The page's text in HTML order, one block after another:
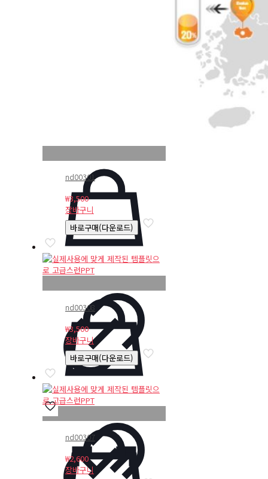
nd00301
₩3,500
장바구니
바로구매(다운로드)
nd00308
₩3,500
장바구니
바로구매(다운로드)
nd00307
₩2,600
장바구니